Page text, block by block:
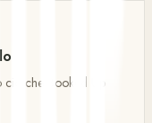
ciò che Booked Up